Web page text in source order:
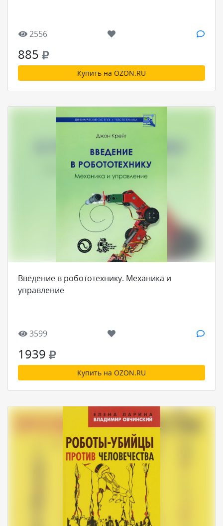
2556
885
Купить на OZON.RU
Введение в робототехнику. Механика и
управление
3599
1939
Купить на OZON.RU